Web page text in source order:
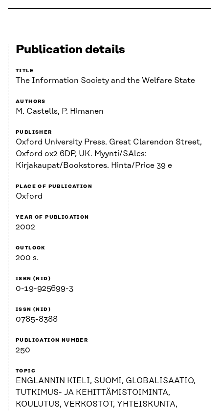
Publication details
TITLE
The Information Society and the Welfare State
AUTHORS
M. Castells, P. Himanen
PUBLISHER
Oxford University Press. Great Clarendon Street,
Oxford ox2 6DP, UK. Myynti/SAles:
Kirjakaupat/Bookstores. Hinta/Price 39 e
PLACE OF PUBLICATION
Oxford
YEAR OF PUBLICATION
2002
OUTLOOK
200 s.
ISBN (NID)
0-19-925699-3
ISSN (NID)
0785-8388
PUBLICATION NUMBER
250
TOPIC
ENGLANNIN KIELI, SUOMI, GLOBALISAATIO,
TUTKIMUS- JA KEHITTÄMISTOIMINTA,
KOULUTUS, VERKOSTOT, YHTEISKUNTA,